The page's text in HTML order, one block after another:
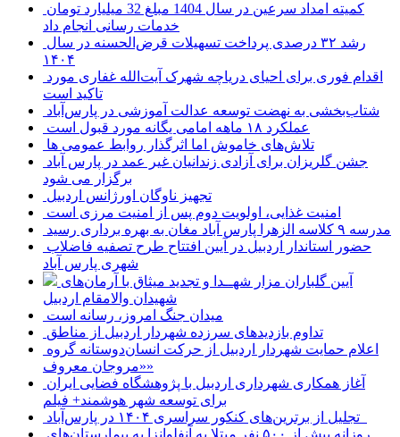
خدمات رسانی انجام داد
۱۴۰۴
تاکید است
شتاب‌بخشی به نهضت توسعه عدالت آموزشی در پارس‌آباد
عملکرد ۱۸ ماهه امامی یگانه مورد قبول است
تلاش‌های خاموش اما اثرگذار روابط عمومی ها
برگزار می شود
تجهیز ناوگان اورژانس اردبیل
امنیت غذایی، اولویت دوم پس از امنیت مرزی است
مدرسه ۹ کلاسه الزهرا پارس آباد مغان به بهره برداری رسید
شهری پارس آباد
شهیدان والامقام اردبیل
میدان جنگ امروز، رسانه است
تداوم بازدیدهای سرزده شهردار اردبیل از مناطق
«مروجان معروف»
برای توسعه شهر هوشمند+ فیلم